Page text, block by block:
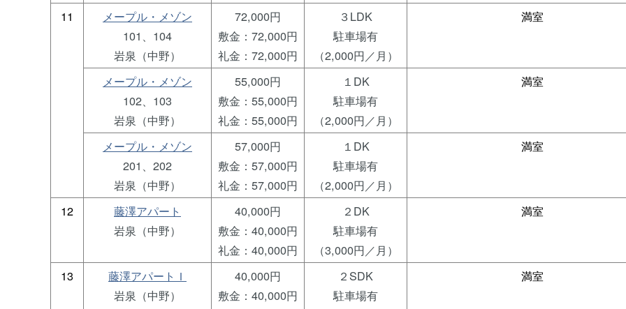
11
メープル・メゾン
101、104
岩泉（中野）
72,000円
敷金：72,000円
礼金：72,000円
３LDK
駐車場有
（2,000円／月）
満室
メープル・メゾン
102、103
岩泉（中野）
55,000円
敷金：55,000円
礼金：55,000円
１DK
駐車場有
（2,000円／月）
満室
メープル・メゾン
201、202
岩泉（中野）
57,000円
敷金：57,000円
礼金：57,000円
１DK
駐車場有
（2,000円／月）
満室
12
藤澤アパート
岩泉（中野）
40,000円
敷金：40,000円
礼金：40,000円
２DK
駐車場有
（3,000円／月）
満室
13
藤澤アパートＩ
岩泉（中野）
40,000円
敷金：40,000円
２SDK
駐車場有
満室